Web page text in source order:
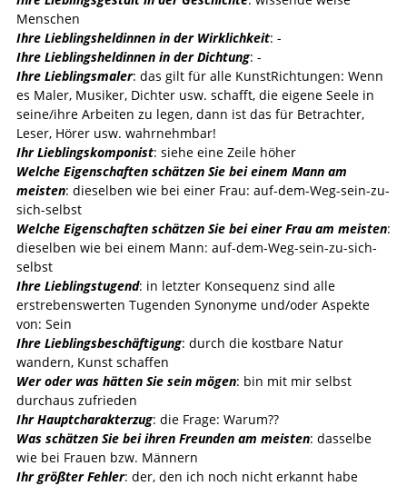
Menschen
Ihre Lieblingsheldinnen in der Wirklichkeit: -
Ihre Lieblingsheldinnen in der Dichtung: -
Ihre Lieblingsmaler: das gilt für alle KunstRichtungen: Wenn
es Maler, Musiker, Dichter usw. schafft, die eigene Seele in
seine/ihre Arbeiten zu legen, dann ist das für Betrachter,
Leser, Hörer usw. wahrnehmbar!
Ihr Lieblingskomponist: siehe eine Zeile höher
Welche Eigenschaften schätzen Sie bei einem Mann am
meisten: dieselben wie bei einer Frau: auf-dem-Weg-sein-zu-
sich-selbst
Welche Eigenschaften schätzen Sie bei einer Frau am meisten:
dieselben wie bei einem Mann: auf-dem-Weg-sein-zu-sich-
selbst
Ihre Lieblingstugend: in letzter Konsequenz sind alle
erstrebenswerten Tugenden Synonyme und/oder Aspekte
von: Sein
Ihre Lieblingsbeschäftigung: durch die kostbare Natur
wandern, Kunst schaffen
Wer oder was hätten Sie sein mögen: bin mit mir selbst
durchaus zufrieden
Ihr Hauptcharakterzug: die Frage: Warum??
Was schätzen Sie bei ihren Freunden am meisten: dasselbe
wie bei Frauen bzw. Männern
Ihr größter Fehler: der, den ich noch nicht erkannt habe